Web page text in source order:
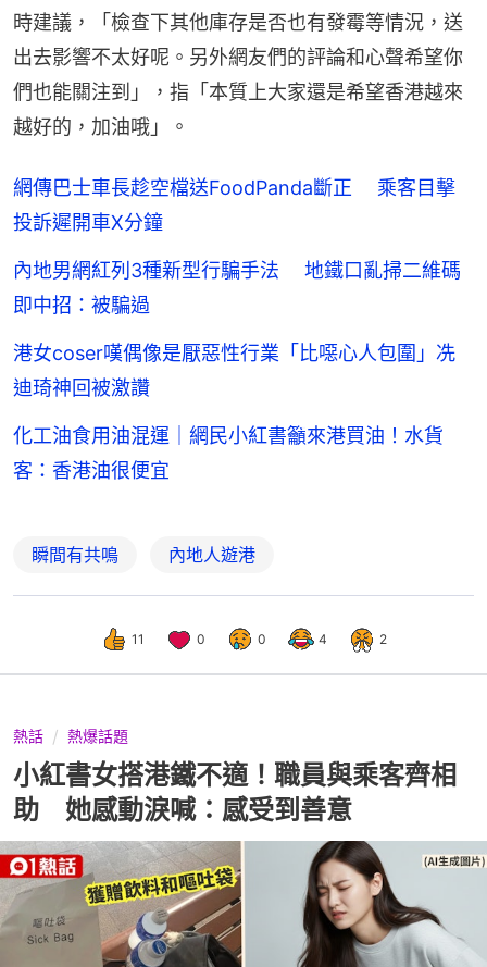
時建議，「檢查下其他庫存是否也有發霉等情況，送
出去影響不太好呢。另外網友們的評論和心聲希望你
們也能關注到」，指「本質上大家還是希望香港越來
越好的，加油哦」。
網傳巴士車長趁空檔送FoodPanda斷正 乘客目擊
投訴遲開車X分鐘
內地男網紅列3種新型行騙手法 地鐵口亂掃二維碼
即中招：被騙過
港女coser嘆偶像是厭惡性行業「比噁心人包圍」冼
迪琦神回被激讚
化工油食用油混運｜網民小紅書籲來港買油！水貨
客：香港油很便宜
瞬間有共鳴 內地人遊港
11 0 0 4 2
熱話 熱爆話題
小紅書女搭港鐵不適！職員與乘客齊相
助 她感動淚喊：感受到善意